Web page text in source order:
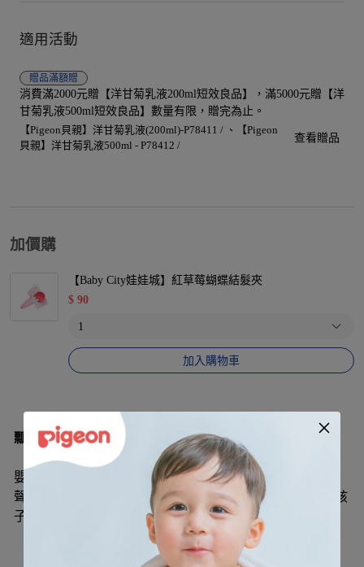
適用活動
贈品滿額贈
消費滿2000元贈【洋甘菊乳液200ml短效良品】，滿5000元贈【洋
甘菊乳液500ml短效良品】數量有限，贈完為止。
【Pigeon貝親】洋甘菊乳液(200ml)-P78411 /
【Pigeon
貝親】洋甘菊乳液500ml - P78412 /
查看贈品
加價購
【Baby City娃娃城】紅草莓蝴蝶結髮夾
$ 90
加入購物車
瓢蟲鈴鐺沙鈴
嬰兒是天生的「聆聽者」，而音樂是聽覺的藝術。從探索
聲音到創造聲音，Halilit 音樂玩具穩定他們的情緒更豐富孩
子的表達力，強化他們學習認知的管道！